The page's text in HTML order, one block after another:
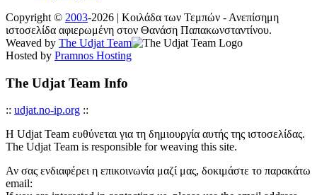
Copyright © 2003-2026 | Κοιλάδα των Τεμπών - Ανεπίσημη
ιστοσελίδα αφιερωμένη στον Θανάση Παπακωνσταντίνου.
Weaved by The Udjat Team
Hosted by Pramnos Hosting
The Udjat Team Info
:: udjat.no-ip.org ::
Η Udjat Team ευθύνεται για τη δημιουργία αυτής της ιστοσελίδας.
The Udjat Team is responsible for weaving this site.
Αν σας ενδιαφέρει η επικοινωνία μαζί μας, δοκιμάστε το παρακάτω
email: